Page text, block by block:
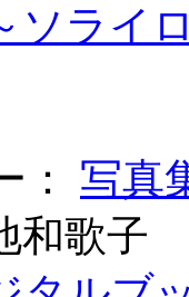
ソライ
： 写真
和歌子